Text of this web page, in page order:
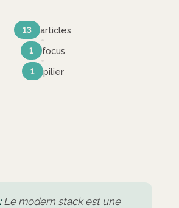
13 articles
1 focus
1 pilier
Le modern stack est une